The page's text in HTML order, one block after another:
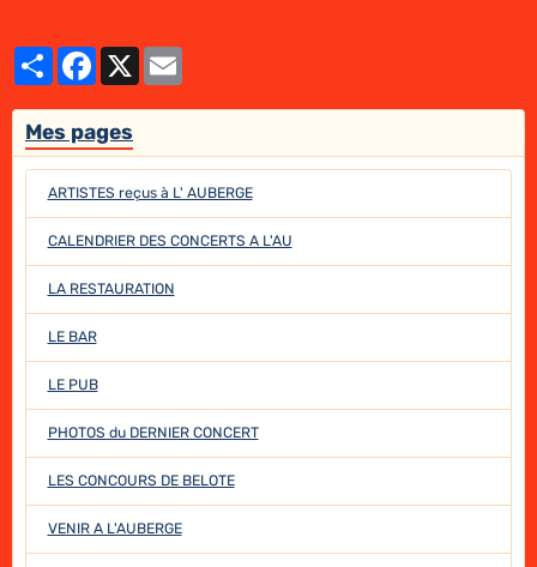
PartagerFacebook
X
Mes pages
ARTISTES reçus à L' AUBERGE
CALENDRIER DES CONCERTS A L'AU
LA RESTAURATION
LE BAR
LE PUB
PHOTOS du DERNIER CONCERT
LES CONCOURS DE BELOTE
VENIR A L'AUBERGE